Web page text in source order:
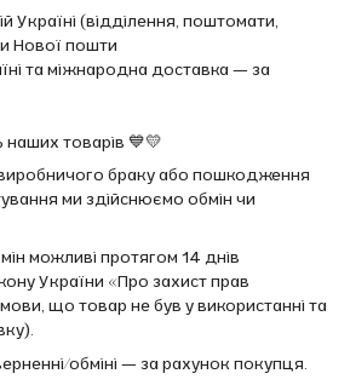
Україні (відділення, поштомати,
Нової пошти
та міжнародна доставка — за
товарів 💙💛
браку або пошкодження
ми здійснюємо обмін чи
можливі протягом 14 днів
України «Про захист прав
що товар не був у використанні та
обміні — за рахунок покупця.